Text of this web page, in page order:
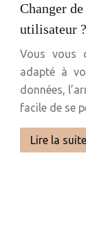
Changer
utilisateur ?
Vous vous
adapté à
données,
facile de se
Lire la suite